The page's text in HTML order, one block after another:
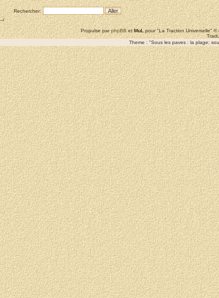
Rechercher:
--/
Propulse parphpBBetMuLpour "La Traction Universelle"
Theme : "Sous les paves : la plage;